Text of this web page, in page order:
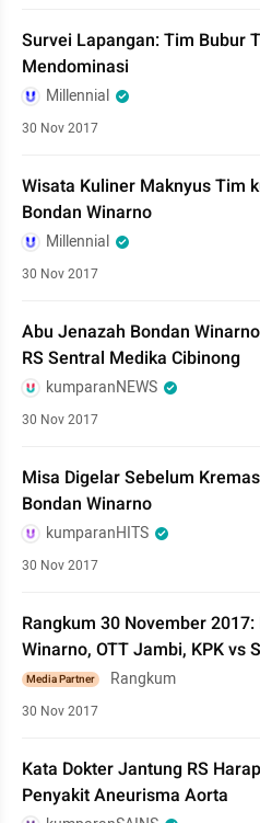
Survei Lapangan: Tim Bubur
Mendominasi
Millennial
30 Nov 2017
Wisata Kuliner Maknyus Tim
Bondan Winarno
Millennial
30 Nov 2017
Abu Jenazah Bondan
RS Sentral Medika Cibinong
kumparanNEWS
30 Nov 2017
Misa Digelar Sebelum
Bondan Winarno
kumparanHITS
30 Nov 2017
Rangkum 30 November 2017:
Winarno, OTT Jambi, KPK vs
Media Partner Rangkum
30 Nov 2017
Kata Dokter Jantung RS
Penyakit Aneurisma Aorta